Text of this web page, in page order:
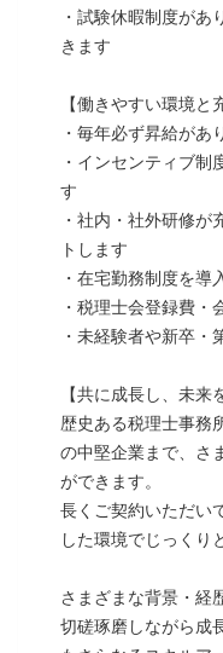
・試験休暇制度が
きます
【働きやすい環境と
・毎年必ず昇給があ
・インセンティブ制
す
・社内・社外研修が
トします
・在宅勤務制度を導
・税理士会登録費・
・未経験者や新卒・
【共に成長し、未来
歴史ある税理士事務
の中堅企業まで、さ
ができます。
長くご契約いただい
した環境でじっくり
さまざまな背景・経
切磋琢磨しながら成